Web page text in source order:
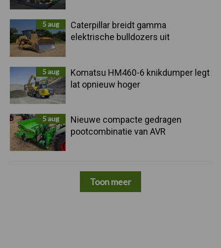
5 aug
Caterpillar breidt gamma
elektrische bulldozers uit
5 aug
Komatsu HM460-6 knikdumper legt
lat opnieuw hoger
5 aug
Nieuwe compacte gedragen
pootcombinatie van AVR
Toon meer